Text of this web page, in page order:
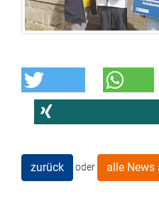
zurück oder alle News